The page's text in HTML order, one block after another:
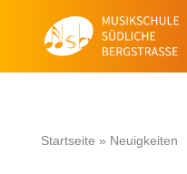
Startseite » Neuigkeiten